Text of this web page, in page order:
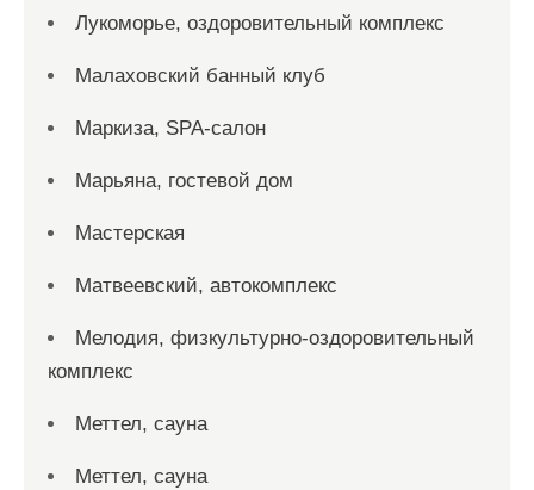
Лукоморье, оздоровительный комплекс
Малаховский банный клуб
Маркиза, SPA-салон
Марьяна, гостевой дом
Мастерская
Матвеевский, автокомплекс
Мелодия, физкультурно-оздоровительный
комплекс
Меттел, сауна
Меттел, сауна